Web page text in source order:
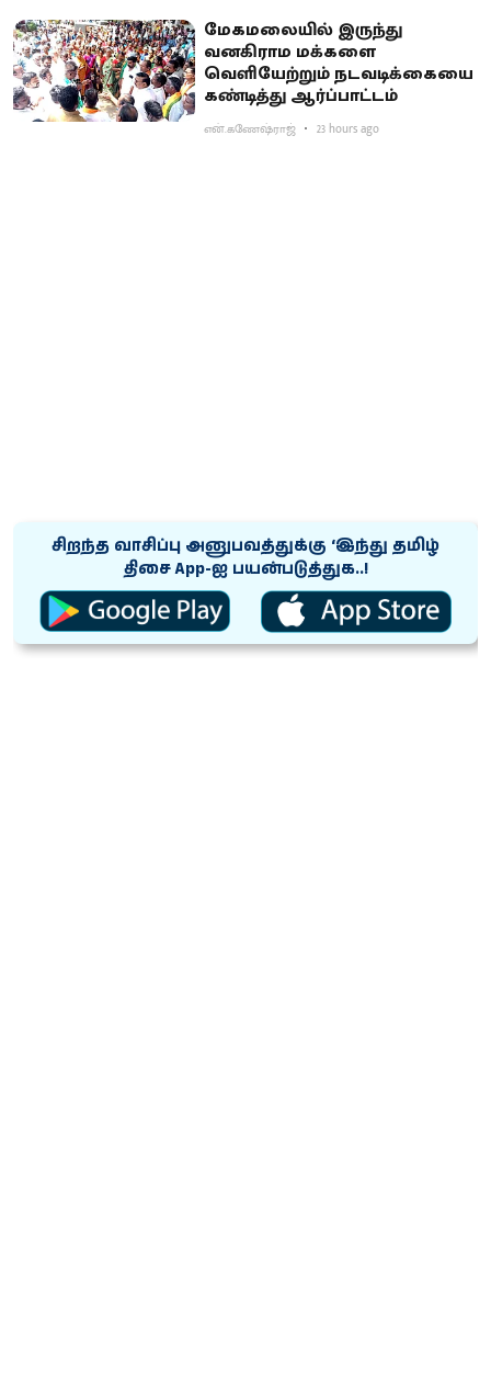
மேகமலையில் இருந்து
வனகிராம மக்களை
வெளியேற்றும் நடவடிக்கையை
கண்டித்து ஆர்ப்பாட்டம்
என்.கணேஷ்ராஜ் 23 hours ago
சிறந்த வாசிப்பு அனுபவத்துக்கு ‘இந்து தமிழ்
திசை App-ஐ பயன்படுத்துக..!